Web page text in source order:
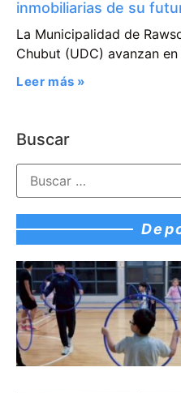
inmobiliarias de su
La Municipalidad de
Chubut (UDC) avanzan
Leer más »
Buscar